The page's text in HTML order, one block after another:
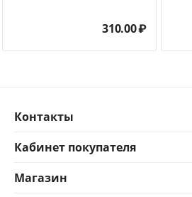
310.00₽
Контакты
Кабинет покупателя
Магазин